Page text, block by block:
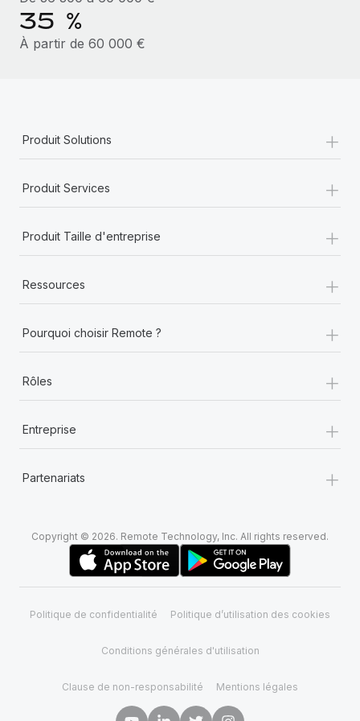
En savoir plus
35 %
À partir de 60 000 €
Produit Solutions +
Produit Services +
Produit Taille d'entreprise +
Ressources +
Pourquoi choisir Remote ? +
Rôles +
Entreprise +
Partenariats +
Copyright © 2026. Remote Technology, Inc. All rights reserved.
Politique de confidentialité Politique d’utilisation des cookies
Conditions générales d'utilisation
Clause de non-responsabilité Mentions légales